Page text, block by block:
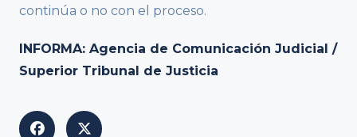
continúa o no con el proceso.
INFORMA: Agencia de Comunicación Judicial /
Superior Tribunal de Justicia